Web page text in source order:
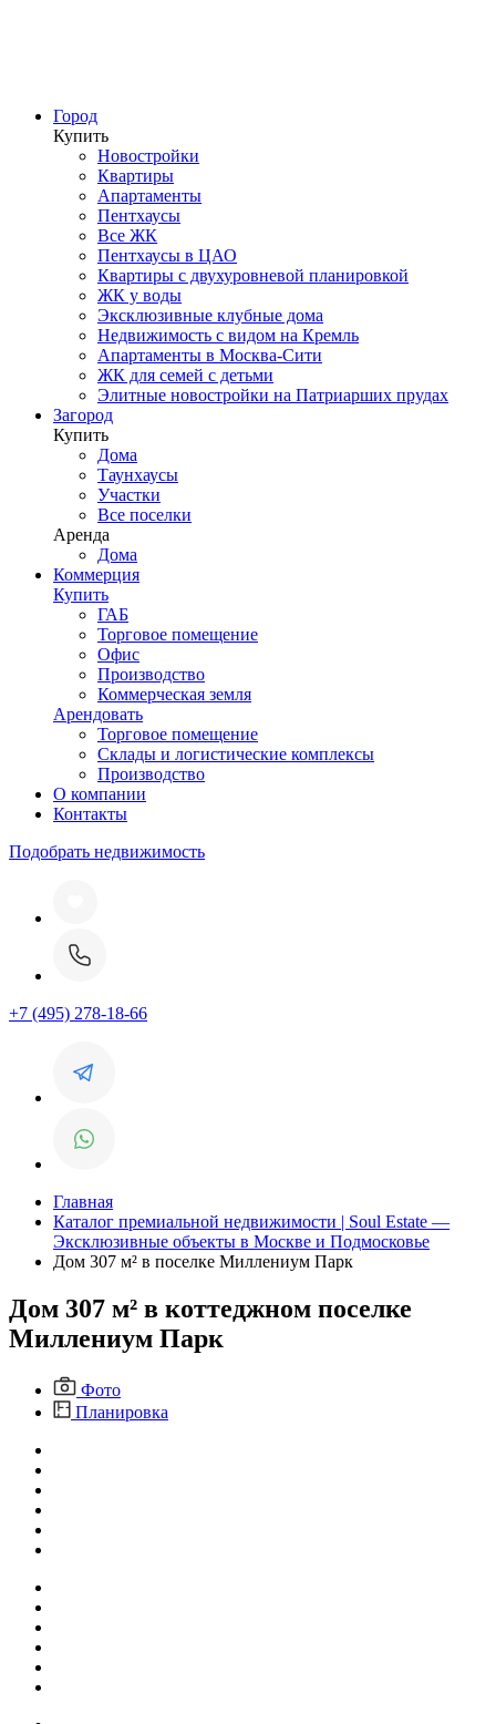
Город
Купить
Новостройки
Квартиры
Апартаменты
Пентхаусы
Все ЖК
Пентхаусы в ЦАО
Квартиры с двухуровневой планировкой
ЖК у воды
Эксклюзивные клубные дома
Недвижимость с видом на Кремль
Апартаменты в Москва-Сити
ЖК для семей с детьми
Элитные новостройки на Патриарших прудах
Загород
Купить
Дома
Таунхаусы
Участки
Все поселки
Аренда
Дома
Коммерция
Купить
ГАБ
Торговое помещение
Офис
Производство
Коммерческая земля
Арендовать
Торговое помещение
Склады и логистические комплексы
Производство
О компании
Контакты
Подобрать недвижимость
+7 (495) 278-18-66
Главная
Каталог премиальной недвижимости | Soul Estate —
Эксклюзивные объекты в Москве и Подмосковье
Дом 307 м² в поселке Миллениум Парк
Дом 307 м² в коттеджном поселке
Миллениум Парк
Фото
Планировка